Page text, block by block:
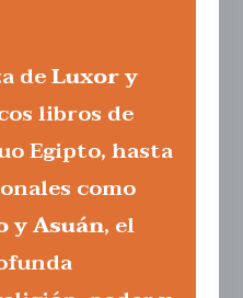
deLuxor y
libros de
Egipto, hasta
como
y Asuán, el